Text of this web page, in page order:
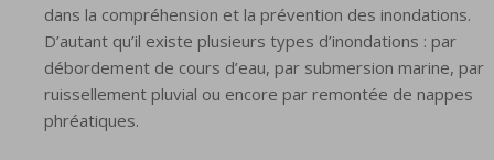
dans la compréhension et la prévention des inondations.
D’autant qu’il existe plusieurs types d’inondations : par
débordement de cours d’eau, par submersion marine, par
ruissellement pluvial ou encore par remontée de nappes
phréatiques.